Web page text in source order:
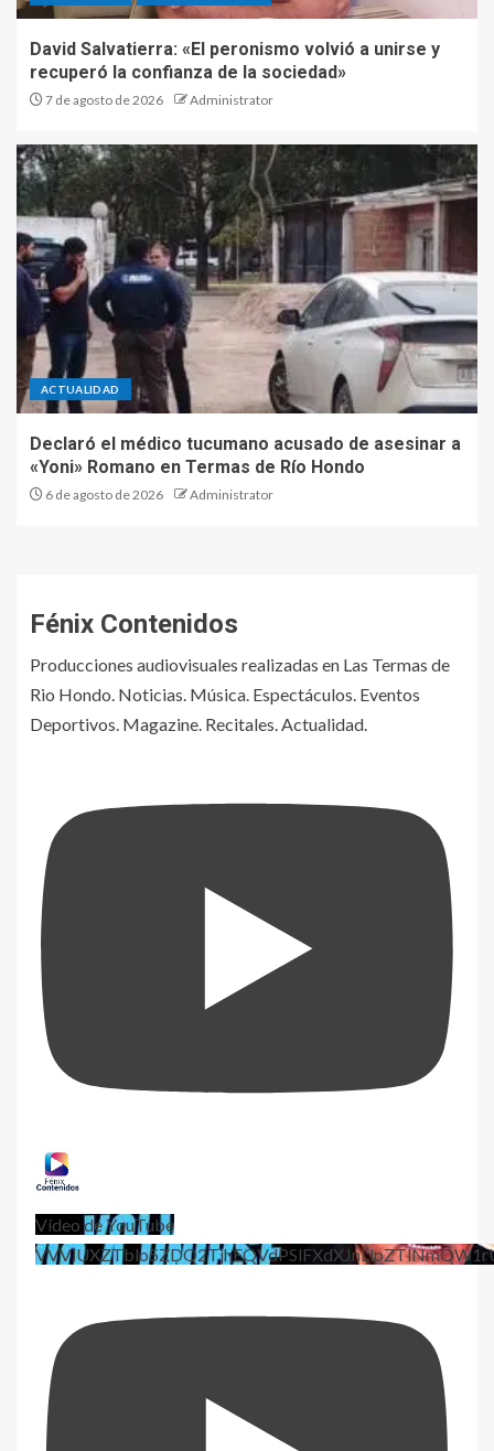
David Salvatierra: «El peronismo volvió a unirse y
recuperó la confianza de la sociedad»
7 de agosto de 2026 Administrator
ACTUALIDAD
Declaró el médico tucumano acusado de asesinar a
«Yoni» Romano en Termas de Río Hondo
6 de agosto de 2026 Administrator
Fénix Contenidos
Producciones audiovisuales realizadas en Las Termas de
Rio Hondo. Noticias. Música. Espectáculos. Eventos
Deportivos. Magazine. Recitales. Actualidad.
Vídeo de YouTube